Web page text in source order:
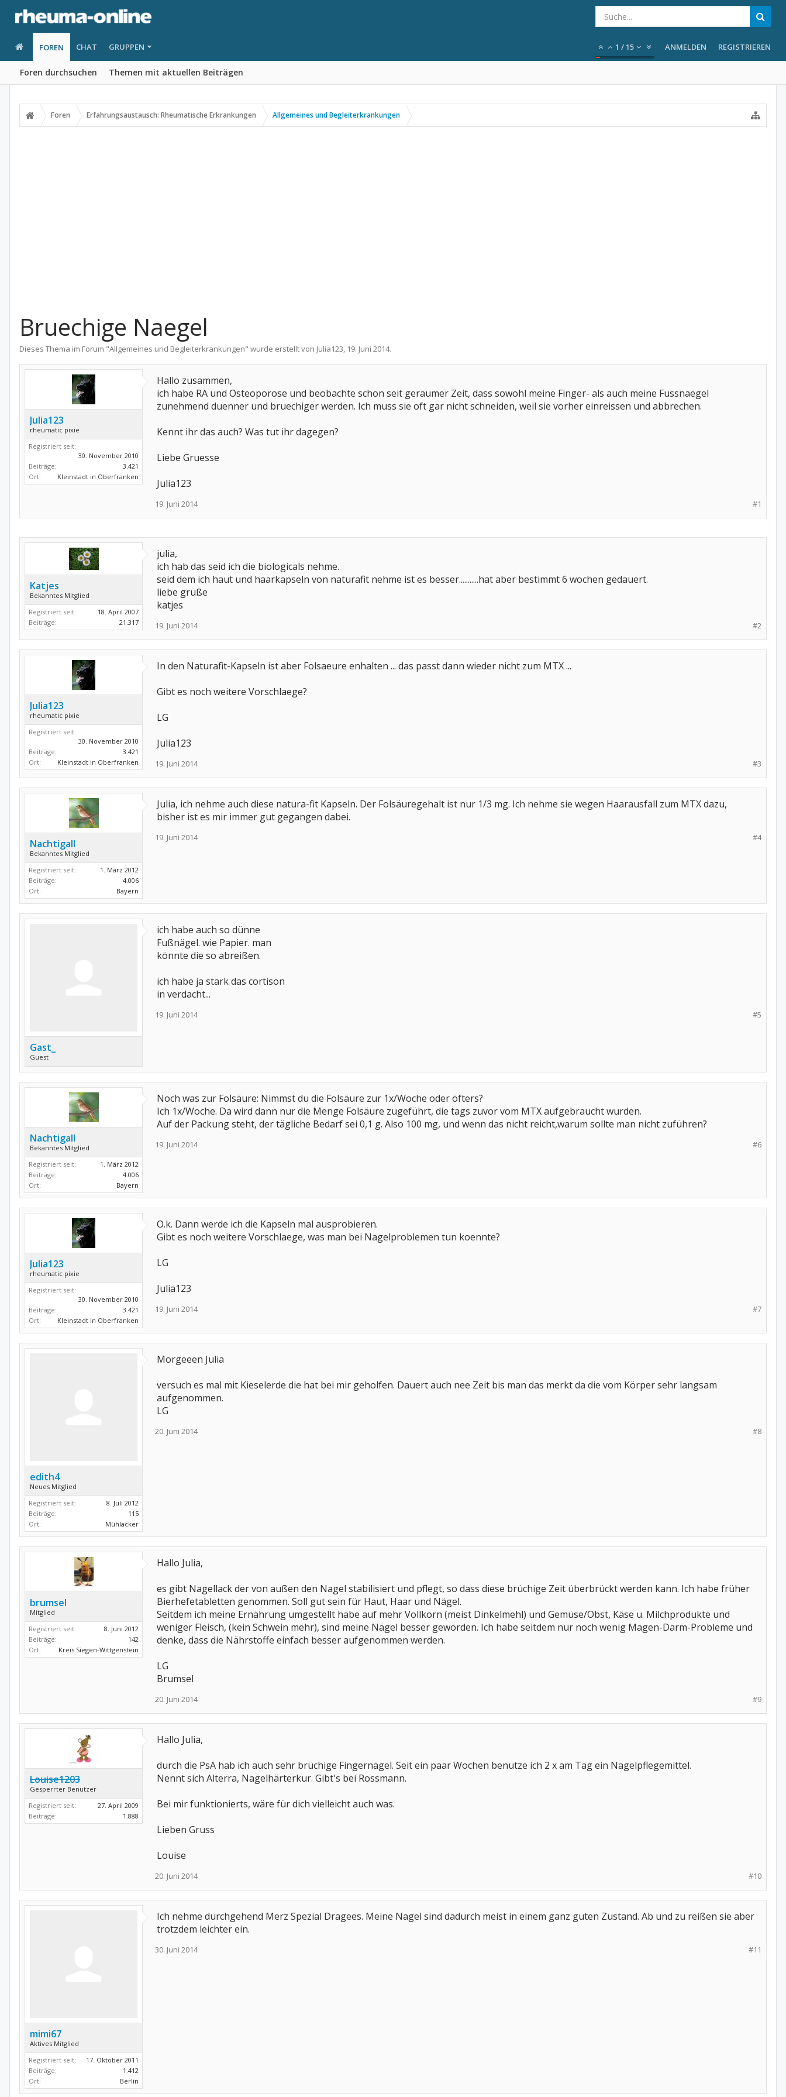
FOREN
Foren durchsuchen Themen mit aktuellen Beiträgen
CHAT GRUPPEN 1 /15 ANMELDEN REGISTRIEREN
Foren Erfahrungsaustausch: Rheumatische Erkrankungen Allgemeines und Begleiterkrankungen
Bruechige Naegel
Dieses Thema im Forum "Allgemeines und Begleiterkrankungen" wurde erstellt von Julia123, 19. Juni 2014.
Julia123
rheumatic pixie
Registriert seit:
30. November 2010
Beiträge:
3.421
Ort:
Kleinstadt in Oberfranken
Hallo zusammen,
ich habe RA und Osteoporose und beobachte schon seit geraumer Zeit, dass sowohl meine Finger- als auch meine Fussnaegel
zunehmend duenner und bruechiger werden. Ich muss sie oft gar nicht schneiden, weil sie vorher einreissen und abbrechen.
Kennt ihr das auch? Was tut ihr dagegen?
Liebe Gruesse
Julia123
#1
19. Juni 2014
Katjes
Bekanntes Mitglied
Registriert seit:
18. April 2007
Beiträge:
21.317
julia,
ich hab das seid ich die biologicals nehme.
seid dem ich haut und haarkapseln von naturafit nehme ist es besser...........hat aber bestimmt 6 wochen gedauert.
liebe grüße
katjes
#2
19. Juni 2014
Julia123
rheumatic pixie
Registriert seit:
30. November 2010
Beiträge:
3.421
Ort:
Kleinstadt in Oberfranken
In den Naturafit-Kapseln ist aber Folsaeure enhalten ... das passt dann wieder nicht zum MTX ...
Gibt es noch weitere Vorschlaege?
LG
Julia123
#3
19. Juni 2014
Nachtigall
Bekanntes Mitglied
Registriert seit:
1. März 2012
Beiträge:
4.006
Ort:
Bayern
Julia, ich nehme auch diese natura-fit Kapseln. Der Folsäuregehalt ist nur 1/3 mg. Ich nehme sie wegen Haarausfall zum MTX dazu,
bisher ist es mir immer gut gegangen dabei.
#4
19. Juni 2014
Gast_
Guest
ich habe auch so dünne
Fußnägel. wie Papier. man
könnte die so abreißen.
ich habe ja stark das cortison
in verdacht...
#5
19. Juni 2014
Nachtigall
Bekanntes Mitglied
Registriert seit:
1. März 2012
Beiträge:
4.006
Ort:
Bayern
Noch was zur Folsäure: Nimmst du die Folsäure zur 1x/Woche oder öfters?
Ich 1x/Woche. Da wird dann nur die Menge Folsäure zugeführt, die tags zuvor vom MTX aufgebraucht wurden.
Auf der Packung steht, der tägliche Bedarf sei 0,1 g. Also 100 mg, und wenn das nicht reicht,warum sollte man nicht zuführen?
#6
19. Juni 2014
Julia123
rheumatic pixie
Registriert seit:
30. November 2010
Beiträge:
3.421
Ort:
Kleinstadt in Oberfranken
O.k. Dann werde ich die Kapseln mal ausprobieren.
Gibt es noch weitere Vorschlaege, was man bei Nagelproblemen tun koennte?
LG
Julia123
#7
19. Juni 2014
edith4
Neues Mitglied
Registriert seit:
8. Juli 2012
Beiträge:
115
Ort:
Mühlacker
Morgeeen Julia
versuch es mal mit Kieselerde die hat bei mir geholfen. Dauert auch nee Zeit bis man das merkt da die vom Körper sehr langsam
aufgenommen.
LG
#8
20. Juni 2014
brumsel
Mitglied
Registriert seit:
8. Juni 2012
Beiträge:
142
Ort:
Kreis Siegen-Wittgenstein
Hallo Julia,
es gibt Nagellack der von außen den Nagel stabilisiert und pflegt, so dass diese brüchige Zeit überbrückt werden kann. Ich habe früher
Bierhefetabletten genommen. Soll gut sein für Haut, Haar und Nägel.
Seitdem ich meine Ernährung umgestellt habe auf mehr Vollkorn (meist Dinkelmehl) und Gemüse/Obst, Käse u. Milchprodukte und
weniger Fleisch, (kein Schwein mehr), sind meine Nägel besser geworden. Ich habe seitdem nur noch wenig Magen-Darm-Probleme und
denke, dass die Nährstoffe einfach besser aufgenommen werden.
LG
Brumsel
#9
20. Juni 2014
Louise1203
Gesperrter Benutzer
Registriert seit:
27. April 2009
Beiträge:
1.888
Hallo Julia,
durch die PsA hab ich auch sehr brüchige Fingernägel. Seit ein paar Wochen benutze ich 2 x am Tag ein Nagelpflegemittel.
Nennt sich Alterra, Nagelhärterkur. Gibt's bei Rossmann.
Bei mir funktionierts, wäre für dich vielleicht auch was.
Lieben Gruss
Louise
#10
20. Juni 2014
mimi67
Aktives Mitglied
Registriert seit:
17. Oktober 2011
Beiträge:
1.412
Ort:
Berlin
Ich nehme durchgehend Merz Spezial Dragees. Meine Nagel sind dadurch meist in einem ganz guten Zustand. Ab und zu reißen sie aber
trotzdem leichter ein.
#11
30. Juni 2014